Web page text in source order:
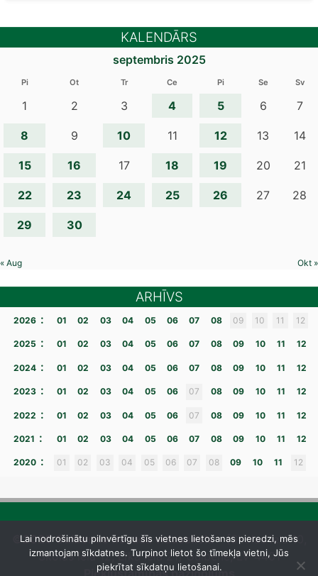
KALENDĀRS
septembris 2025
Pi Ot Tr Ce Pi Se Sv
1 2 3 4 5 6 7
8 9 10 11 12 13 14
15 16 17 18 19 20 21
22 23 24 25 26 27 28
29 30
« Aug Okt »
ARHĪVS
2026 : 01 02 03 04 05 06 07 08 09 10 11 12
2025 : 01 02 03 04 05 06 07 08 09 10 11 12
2024 : 01 02 03 04 05 06 07 08 09 10 11 12
2023 : 01 02 03 04 05 06 07 08 09 10 11 12
2022 : 01 02 03 04 05 06 07 08 09 10 11 12
2021 : 01 02 03 04 05 06 07 08 09 10 11 12
2020 : 01 02 03 04 05 06 07 08 09 10 11 12
©2026 Gulbenes novada vidusskola– [Skolas iela 10,
Skolas iela 12, Līkā iela 21] Gulbene, LV-4401
Piekļūstamības paziņojums
Lai nodrošinātu pilnvērtīgu šīs vietnes lietošanas pieredzi, mēs
izmantojam sīkdatnes. Turpinot lietot šo tīmekļa vietni, Jūs
piekrītat sīkdatņu lietošanai.